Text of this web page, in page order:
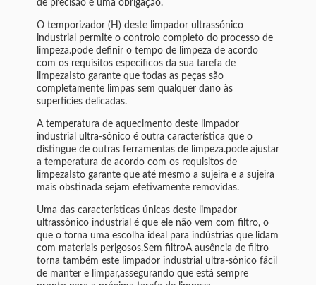
de precisão é uma obrigação.
O temporizador (H) deste limpador ultrassónico
industrial permite o controlo completo do processo de
limpeza.pode definir o tempo de limpeza de acordo
com os requisitos específicos da sua tarefa de
limpezaIsto garante que todas as peças são
completamente limpas sem qualquer dano às
superfícies delicadas.
A temperatura de aquecimento deste limpador
industrial ultra-sônico é outra característica que o
distingue de outras ferramentas de limpeza.pode ajustar
a temperatura de acordo com os requisitos de
limpezaIsto garante que até mesmo a sujeira e a sujeira
mais obstinada sejam efetivamente removidas.
Uma das características únicas deste limpador
ultrassônico industrial é que ele não vem com filtro, o
que o torna uma escolha ideal para indústrias que lidam
com materiais perigosos.Sem filtroA ausência de filtro
torna também este limpador industrial ultra-sônico fácil
de manter e limpar,assegurando que está sempre